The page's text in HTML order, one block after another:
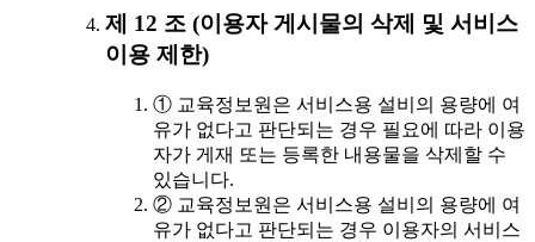
제 12 조 (이용자 게시물의 삭제 및 서비스
이용 제한)
① 교육정보원은 서비스용 설비의 용량에 여
유가 없다고 판단되는 경우 필요에 따라 이용
자가 게재 또는 등록한 내용물을 삭제할 수
있습니다.
② 교육정보원은 서비스용 설비의 용량에 여
유가 없다고 판단되는 경우 이용자의 서비스